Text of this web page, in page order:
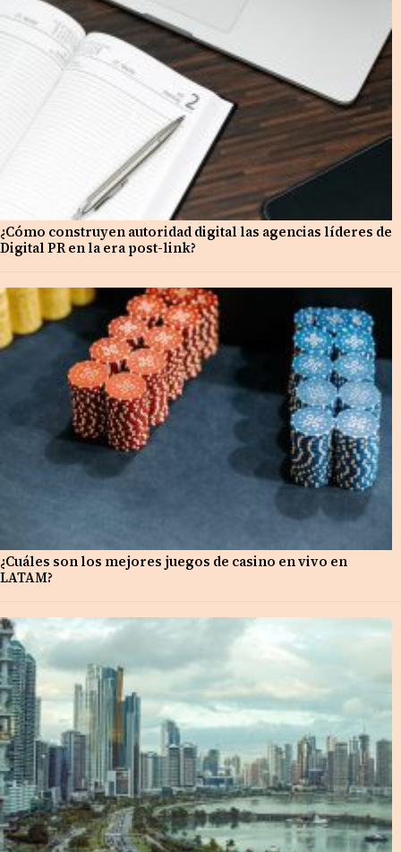
¿Cómo construyen autoridad digital las agencias líderes de
Digital PR en la era post-link?
¿Cuáles son los mejores juegos de casino en vivo en
LATAM?